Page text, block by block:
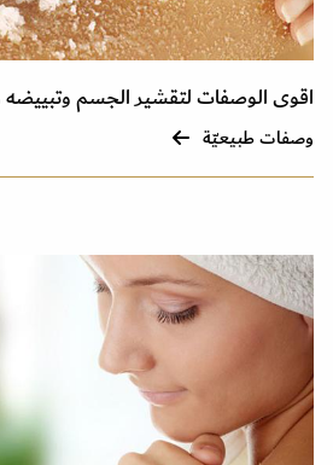
اقوى الوصفات لتقشير الجسم وتبييضه
وصفات طبيعيّة